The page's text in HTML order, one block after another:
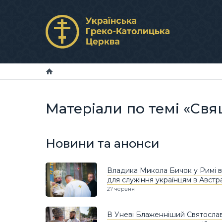
Матеріали по темі
Новини та анонси
Владика Микола Бичок у Римі
для служіння українцям в
27 червня
В Уневі Блаженніший